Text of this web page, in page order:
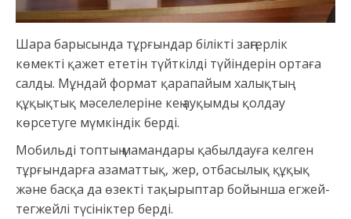
Шара барысында тұрғындар білікті заңгерлік
көмекті қажет ететін түйткілді түйіндерін ортаға
салды. Мұндай формат қарапайым халықтың
құқықтық мәселелеріне кең ауқымды қолдау
көрсетуге мүмкіндік берді.
Мобильді топтың мамандары қабылдауға келген
тұрғындарға азаматтық, жер, отбасылық құқық
және басқа да өзекті тақырыптар бойынша егжей-
тегжейлі түсініктер берді.